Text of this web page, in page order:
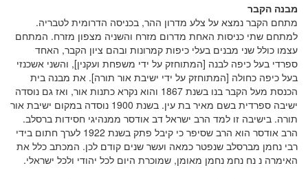
מבנה הקבר
מתחם הקבר נמצא על צלע מדרון ההר, בכניסה הדרומית לטבריה.
למתחם שתי כניסות האחת מדרום מזרח והשניה מצפון מזרח. המתחם
עצמו כולל שני מבנים בעלי כיפות קמרונות ובהם ציון הקבר, האחד
ספרדי בעל כיפה לבנה [המתוחזק על ידי משפחת ועקנין], והשני אשכנזי
בעל כיפה כחולה [המתוחזק על ידי ישיבת אור תורה]. את מבנה בית
הכנסת מעל הקבר בנו בשנת 1867 והוא נקרא כתנות אור, ואז גם נוסדה
ישיבה ספרדית בשם מאיר בת עין. בשנת 1900 נוסדה במקום ישיבת אור
תורה. בישיבה זו למד הרב ישראל דב אודסר ממנהיגי חסידות ברסלב.
הרב אודסר הוא הרב שסיפר כי קיבל פתק בשנת 1922 לערך חתום בידי
רבי נחמן מברסלב שנפטר כמאה ועשר שנים קודם לכן. המכתב כלל את
האימרה נ נח נחמ נחמן מאומן, שמוכרת היום לכל יהודי ולכל ישראלי.